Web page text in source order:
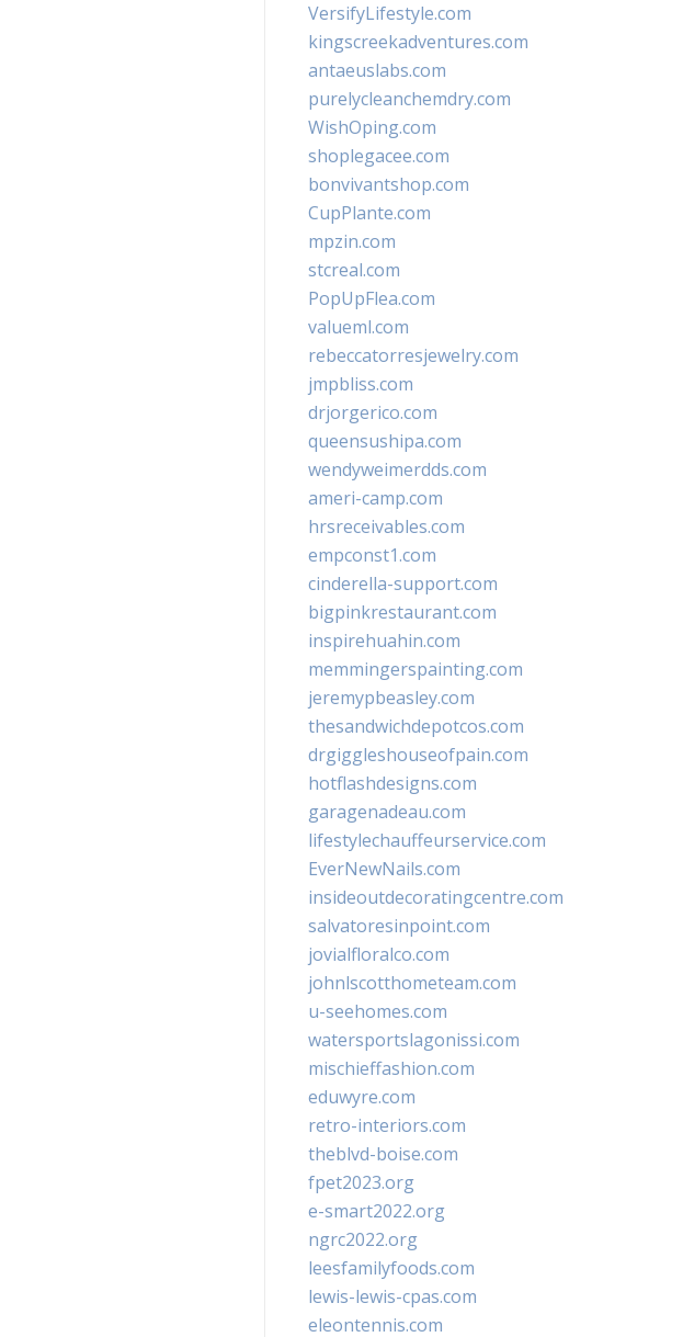
VersifyLifestyle.com
kingscreekadventures.com
antaeuslabs.com
purelycleanchemdry.com
WishOping.com
shoplegacee.com
bonvivantshop.com
CupPlante.com
mpzin.com
stcreal.com
PopUpFlea.com
valueml.com
rebeccatorresjewelry.com
jmpbliss.com
drjorgerico.com
queensushipa.com
wendyweimerdds.com
ameri-camp.com
hrsreceivables.com
empconst1.com
cinderella-support.com
bigpinkrestaurant.com
inspirehuahin.com
memmingerspainting.com
jeremypbeasley.com
thesandwichdepotcos.com
drgiggleshouseofpain.com
hotflashdesigns.com
garagenadeau.com
lifestylechauffeurservice.com
EverNewNails.com
insideoutdecoratingcentre.com
salvatoresinpoint.com
jovialfloralco.com
johnlscotthometeam.com
u-seehomes.com
watersportslagonissi.com
mischieffashion.com
eduwyre.com
retro-interiors.com
theblvd-boise.com
fpet2023.org
e-smart2022.org
ngrc2022.org
leesfamilyfoods.com
lewis-lewis-cpas.com
eleontennis.com